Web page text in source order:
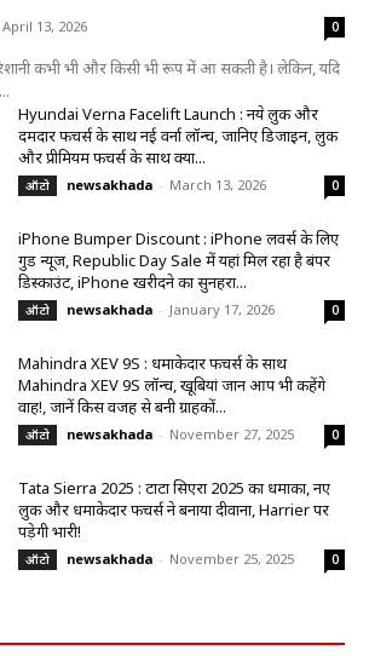
April 13, 2026 0
कभी भी और किसी भी रूप में आ सकती है। लेकिन, यदि
Hyundai Verna Facelift Launch : नये लुक और
दमदार फीचर्स के साथ नई वर्ना लॉन्च, जानिए डिजाइन, लुक
और प्रीमियम फीचर्स के साथ क्या...
ऑटो newsakhada - March 13, 2026 0
iPhone Bumper Discount : iPhone लवर्स के लिए
गुड न्यूज, Republic Day Sale में यहां मिल रहा है बंपर
डिस्काउंट, iPhone खरीदने का सुनहरा...
ऑटो newsakhada - January 17, 2026 0
Mahindra XEV 9S : धमाकेदार फीचर्स के साथ
Mahindra XEV 9S लॉन्च, खूबियां जान आप भी कहेंगे
वाह!, जानें किस वजह से बनी ग्राहकों...
ऑटो newsakhada - November 27, 2025 0
Tata Sierra 2025 : टाटा सिएरा 2025 का धमाका, नए
लुक और धमाकेदार फीचर्स ने बनाया दीवाना, Harrier पर
पड़ेगी भारी!
ऑटो newsakhada - November 25, 2025 0